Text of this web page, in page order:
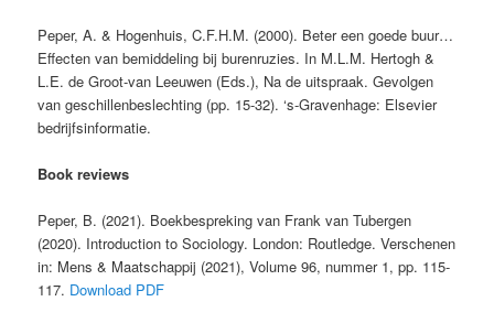
Peper, A. & Hogenhuis, C.F.H.M. (2000). Beter een goede buur…
Effecten van bemiddeling bij burenruzies. In M.L.M. Hertogh &
L.E. de Groot-van Leeuwen (Eds.), Na de uitspraak. Gevolgen
van geschillenbeslechting (pp. 15-32). ‘s-Gravenhage: Elsevier
bedrijfsinformatie.
Book reviews
Peper, B. (2021). Boekbespreking van Frank van Tubergen
(2020). Introduction to Sociology. London: Routledge. Verschenen
in: Mens & Maatschappij (2021), Volume 96, nummer 1, pp. 115-
117. Download PDF